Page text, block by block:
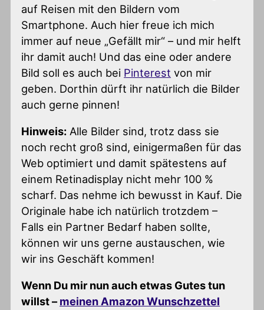
auf Reisen mit den Bildern vom
Smartphone. Auch hier freue ich mich
immer auf neue „Gefällt mir“ – und mir helft
ihr damit auch! Und das eine oder andere
Bild soll es auch bei Pinterest von mir
geben. Dorthin dürft ihr natürlich die Bilder
auch gerne pinnen!
Hinweis: Alle Bilder sind, trotz dass sie
noch recht groß sind, einigermaßen für das
Web optimiert und damit spätestens auf
einem Retinadisplay nicht mehr 100 %
scharf. Das nehme ich bewusst in Kauf. Die
Originale habe ich natürlich trotzdem –
Falls ein Partner Bedarf haben sollte,
können wir uns gerne austauschen, wie
wir ins Geschäft kommen!
Wenn Du mir nun auch etwas Gutes tun
willst –meinen Amazon Wunschzettel